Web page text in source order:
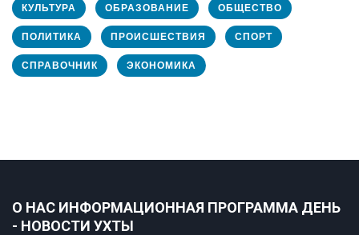
КУЛЬТУРА ОБРАЗОВАНИЕ ОБЩЕСТВО
ПОЛИТИКА ПРОИСШЕСТВИЯ СПОРТ
СПРАВОЧНИК ЭКОНОМИКА
О НАС ИНФОРМАЦИОННАЯ ПРОГРАММА ДЕНЬ
- НОВОСТИ УХТЫ